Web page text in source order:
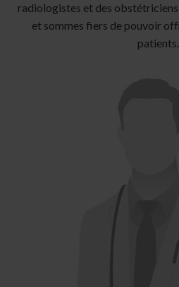
radiologistes et des
et sommes fiers de pouvoir
patients.